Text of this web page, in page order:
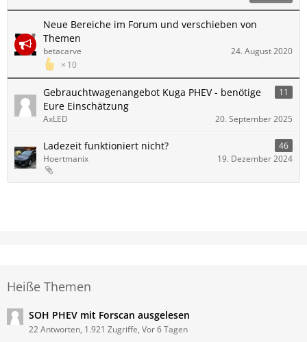
Neue Bereiche im Forum und verschieben von
Themen
10
betacarve 24. August 2020
Gebrauchtwagenangebot Kuga PHEV - benötige
Eure Einschätzung
11
AxLED 20. September 2025
Ladezeit funktioniert nicht?
46
Hoertmanix
19. Dezember 2024
Heiße Themen
SOH PHEV mit Forscan ausgelesen
22 Antworten, 1.921 Zugriffe, Vor 6 Tagen